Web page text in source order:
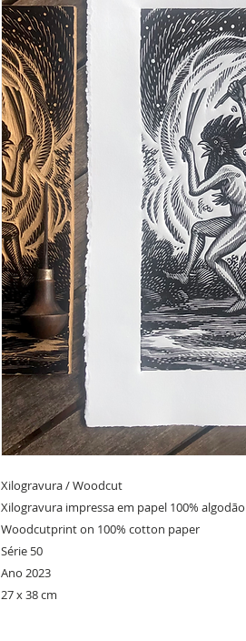
Xilogravura / Woodcut
Xilogravura impressa em papel 100% algodão
Woodcutprint on 100% cotton paper
Série 50
Ano 2023
27 x 38 cm